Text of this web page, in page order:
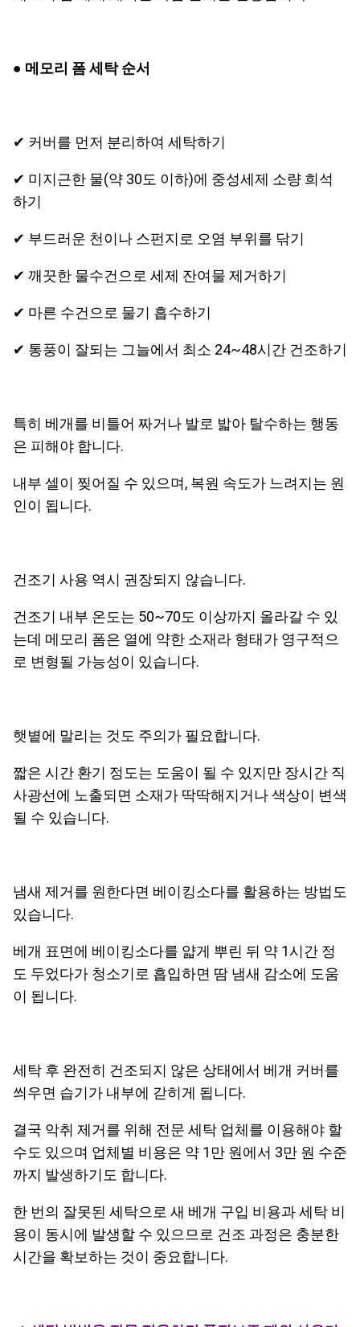
● 메모리 폼 세탁 순서
✔ 커버를 먼저 분리하여 세탁하기
✔ 미지근한 물(약 30도 이하)에 중성세제 소량 희석
하기
✔ 부드러운 천이나 스펀지로 오염 부위를 닦기
✔ 깨끗한 물수건으로 세제 잔여물 제거하기
✔ 마른 수건으로 물기 흡수하기
✔ 통풍이 잘되는 그늘에서 최소 24~48시간 건조하기
특히 베개를 비틀어 짜거나 발로 밟아 탈수하는 행동
은 피해야 합니다.
내부 셀이 찢어질 수 있으며, 복원 속도가 느려지는 원
인이 됩니다.
건조기 사용 역시 권장되지 않습니다.
건조기 내부 온도는 50~70도 이상까지 올라갈 수 있
는데 메모리 폼은 열에 약한 소재라 형태가 영구적으
로 변형될 가능성이 있습니다.
햇볕에 말리는 것도 주의가 필요합니다.
짧은 시간 환기 정도는 도움이 될 수 있지만 장시간 직
사광선에 노출되면 소재가 딱딱해지거나 색상이 변색
될 수 있습니다.
냄새 제거를 원한다면 베이킹소다를 활용하는 방법도
있습니다.
베개 표면에 베이킹소다를 얇게 뿌린 뒤 약 1시간 정
도 두었다가 청소기로 흡입하면 땀 냄새 감소에 도움
이 됩니다.
세탁 후 완전히 건조되지 않은 상태에서 베개 커버를
씌우면 습기가 내부에 갇히게 됩니다.
결국 악취 제거를 위해 전문 세탁 업체를 이용해야 할
수도 있으며 업체별 비용은 약 1만 원에서 3만 원 수준
까지 발생하기도 합니다.
한 번의 잘못된 세탁으로 새 베개 구입 비용과 세탁 비
용이 동시에 발생할 수 있으므로 건조 과정은 충분한
시간을 확보하는 것이 중요합니다.